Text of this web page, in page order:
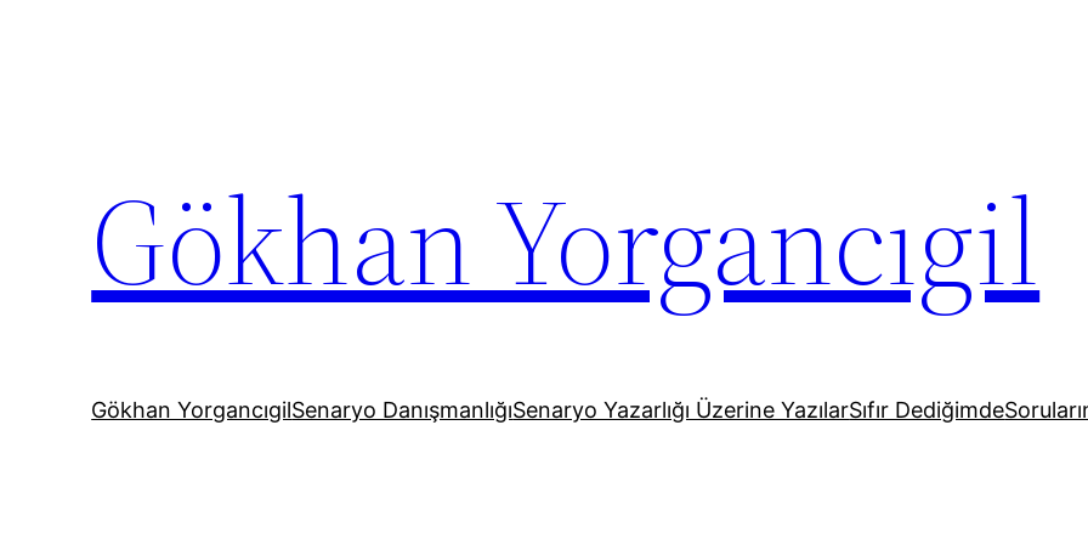
Gökhan Yorgancıgil
Gökhan YorgancıgilSenaryo DanışmanlığıSenaryo Yazarlığı Üzerine YazılarSıfır Dediğimde